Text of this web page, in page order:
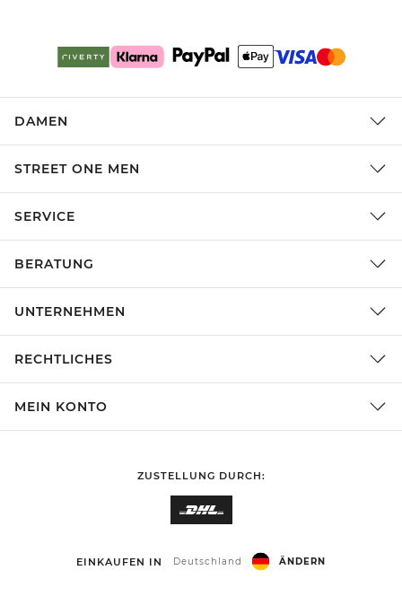
DAMEN
STREET ONE MEN
SERVICE
BERATUNG
UNTERNEHMEN
RECHTLICHES
MEIN KONTO
ZUSTELLUNG DURCH:
EINKAUFEN IN Deutschland ÄNDERN